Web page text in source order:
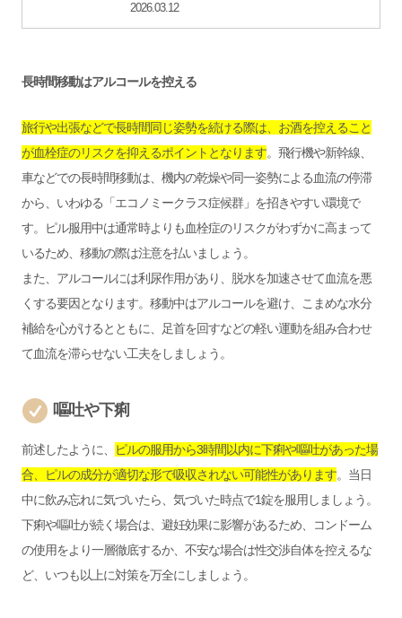
2026.03.12
長時間移動はアルコールを控える
旅行や出張などで長時間同じ姿勢を続ける際は、お酒を控えること
が血栓症のリスクを抑えるポイントとなります。飛行機や新幹線、
車などでの長時間移動は、機内の乾燥や同一姿勢による血流の停滞
から、いわゆる「エコノミークラス症候群」を招きやすい環境で
す。ピル服用中は通常時よりも血栓症のリスクがわずかに高まって
いるため、移動の際は注意を払いましょう。
また、アルコールには利尿作用があり、脱水を加速させて血流を悪
くする要因となります。移動中はアルコールを避け、こまめな水分
補給を心がけるとともに、足首を回すなどの軽い運動を組み合わせ
て血流を滞らせない工夫をしましょう。
嘔吐や下痢
前述したように、
ピルの服用から3時間以内に下痢や嘔吐があった場
合、ピルの成分が適切な形で吸収されない可能性があります。当日
中に飲み忘れに気づいたら、気づいた時点で1錠を服用しましょう。
下痢や嘔吐が続く場合は、避妊効果に影響があるため、コンドーム
の使用をより一層徹底するか、不安な場合は性交渉自体を控えるな
ど、いつも以上に対策を万全にしましょう。